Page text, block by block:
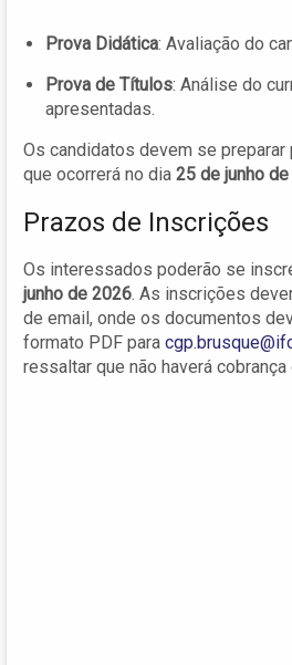
Prova Didática: Avaliação do
Prova de Títulos: Análise do
apresentadas.
Os candidatos devem se preparar
que ocorrerá no dia 25 de junho
Prazos de Inscrições
Os interessados poderão se
junho de 2026. As inscrições
de email, onde os documentos
formato PDF para
ressaltar que não haverá